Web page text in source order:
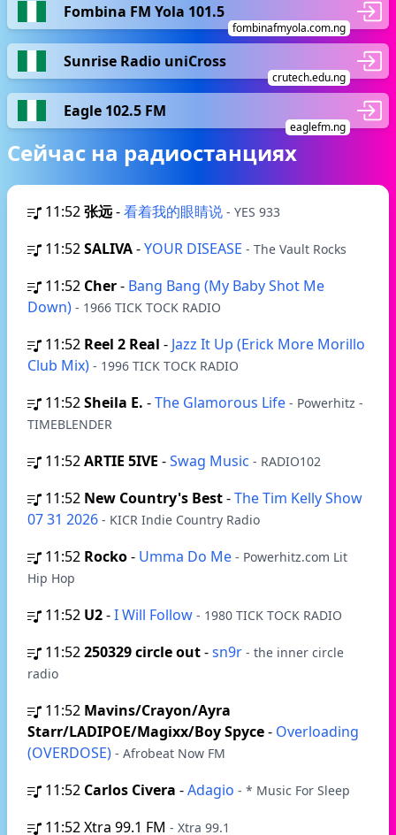
Fombina FM Yola 101.5
fombinafmyola.com.ng
Sunrise Radio uniCross
crutech.edu.ng
Eagle 102.5 FM
eaglefm.ng
Сейчас на радиостанциях
11:52张远-看着我的眼睛说 - YES 933
11:52SALIVA-YOUR DISEASE - The Vault Rocks
11:52 Cher- Bang Bang (My Baby Shot Me
Down) - 1966 TICK TOCK RADIO
11:52 Reel 2 Real - Jazz It Up (Erick More Morillo
Club Mix) - 1996 TICK TOCK RADIO
11:52Sheila E. -The Glamorous Life - Powerhitz -
TIMEBLENDER
11:52ARTIE 5IVE -Swag Music - RADIO102
11:52 New Country's Best-The Tim Kelly Show
07 31 2026 - KICR Indie Country Radio
11:52 Rocko- Umma Do Me - Powerhitz.com Lit
Hip Hop
11:52 U2-I Will Follow - 1980 TICK TOCK RADIO
11:52250329 circle out-sn9r - the inner circle
radio
11:52 Mavins/Crayon/Ayra
Starr/LADIPOE/Magixx/Boy Spyce- Overloading
(OVERDOSE) - Afrobeat Now FM
11:52 Carlos Civera -Adagio - * Music For Sleep
11:52Xtra 99.1 FM - Xtra 99.1